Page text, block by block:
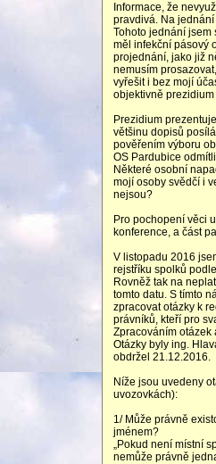
Informace, že
pravdivá. Na
Tohoto jednání jsem
měl infekční pásový
projednání, jako již
nemusím
vyřešit i bez mojí
objektivně
Prezidium
většinu dopisů
pověřením výboru
OS Pardubice
Některé osobní
mojí osoby svědčí i
nejsou?
Pro pochopení věci
konference, a část
V listopadu 2016
rejstříku spolků
Rovněž tak na
tomto datu. S tímto
zpracovat otázky k
právníků, kteří pro
Zpracováním otázek
Otázky byly ing.
obdržel 21.12.2016.
Níže jsou uvedeny
uvozovkách):
1/ Může právně
jménem?
„Pokud není místní
nemůže právně